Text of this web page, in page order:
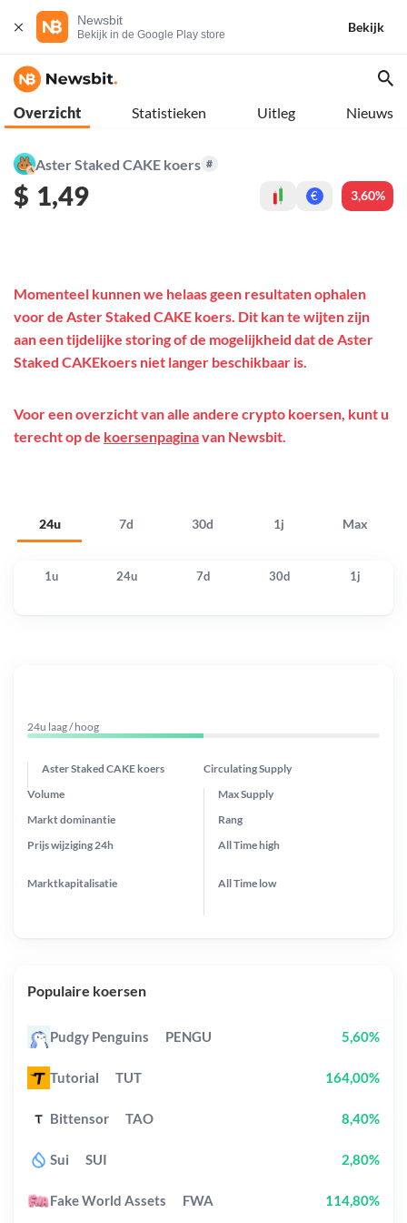
Newsbit
Bekijk in de Google Play store
Bekijk
Overzicht Statistieken Uitleg Nieuws
Aster Staked CAKE koers #
$ 1,49 € 3,60%
24u 7d 30d 1j Max
Momenteel kunnen we helaas geen resultaten ophalen
voor de Aster Staked CAKE koers. Dit kan te wijten zijn
aan een tijdelijke storing of de mogelijkheid dat de Aster
Staked CAKEkoers niet langer beschikbaar is.
Voor een overzicht van alle andere crypto koersen, kunt u
terecht op de koersenpaginavan Newsbit.
1u 24u 7d 30d 1j
24u laag / hoog
Aster Staked CAKE koers Circulating Supply
Prijs wijziging 24h
Max Supply
Markt dominantie
Marktkapitalisatie
Volume
Rang
All Timehigh
All Time low
Populaire koersen
Pudgy Penguins PENGU 5,60%
Tutorial TUT 164,00%
Bittensor TAO 8,40%
Sui SUI 2,80%
Fake World Assets FWA 114,80%